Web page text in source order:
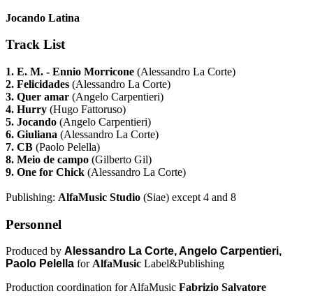
Jocando Latina
Track List
1. E. M. - Ennio Morricone (Alessandro La Corte)
2. Felicidades (Alessandro La Corte)
3. Quer amar (Angelo Carpentieri)
4. Hurry (Hugo Fattoruso)
5. Jocando (Angelo Carpentieri)
6. Giuliana (Alessandro La Corte)
7. CB (Paolo Pelella)
8. Meio de campo (Gilberto Gil)
9. One for Chick (Alessandro La Corte)
Publishing: AlfaMusic Studio (Siae) except 4 and 8
Personnel
Produced by Alessandro La Corte, Angelo Carpentieri,
Paolo Pelella forAlfaMusic Label&Publishing
Production coordination for AlfaMusic Fabrizio Salvatore